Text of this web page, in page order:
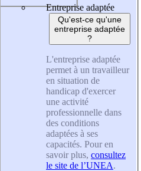
Entreprise adaptée
Qu'est-ce qu'une
entreprise adaptée
?
L'entreprise adaptée
permet à un travailleur
en situation de
handicap d'exercer
une activité
professionnelle dans
des conditions
adaptées à ses
capacités. Pour en
savoir plus, consultez
le site de l’UNEA.